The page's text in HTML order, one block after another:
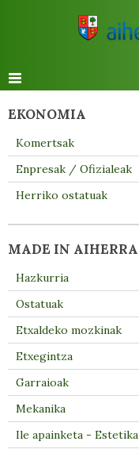
EKONOMIA
Komertsak
Enpresak / Ofizialeak
Herriko ostatuak
MADE IN AIHERRA
Hazkurria
Ostatuak
Etxaldeko mozkinak
Etxegintza
Garraioak
Mekanika
Ile apainketa - Estetika